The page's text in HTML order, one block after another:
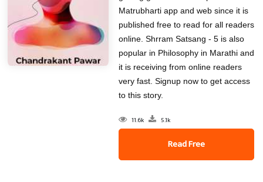
Matrubharti app and web since it is
published free to read for all readers
online. Shrram Satsang - 5 is also
popular in Philosophy in Marathi and
it is receiving from online readers
very fast. Signup now to get access
to this story.
11.6k 5.1k
Read Free